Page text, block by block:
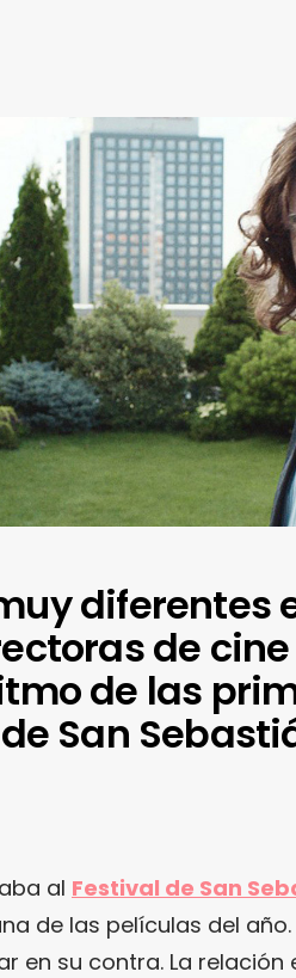
diferentes
de
de las
San
al Festival de San
de las películas del
en su contra. La